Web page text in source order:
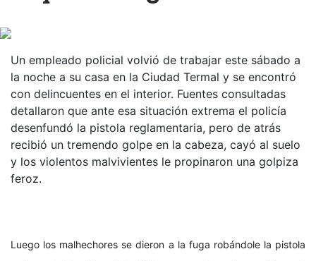
Un empleado policial volvió de trabajar este sábado a
la noche a su casa en la Ciudad Termal y se encontró
con delincuentes en el interior. Fuentes consultadas
detallaron que ante esa situación extrema el policía
desenfundó la pistola reglamentaria, pero de atrás
recibió un tremendo golpe en la cabeza, cayó al suelo
y los violentos malvivientes le propinaron una golpiza
feroz.
Luego los malhechores se dieron a la fuga robándole la pistola